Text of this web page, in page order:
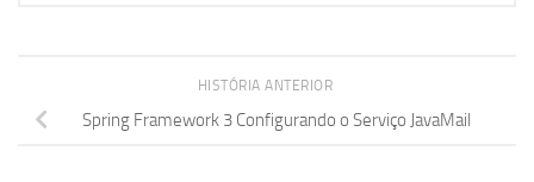
HISTÓRIA ANTERIOR
Spring Framework 3 Configurando o Serviço JavaMail